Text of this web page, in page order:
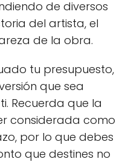
de diversos
del artista, el
de la obra.
tu presupuesto,
que sea
Recuerda que la
considerada como
por lo que debes
que destines no